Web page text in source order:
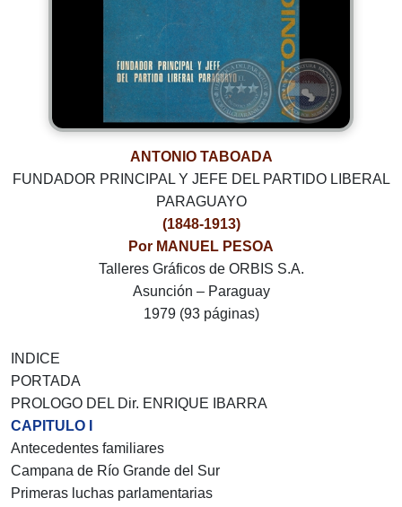
ANTONIO TABOADA
FUNDADOR PRINCIPAL Y JEFE DEL PARTIDO LIBERAL
PARAGUAYO
(1848-1913)
Por MANUEL PESOA
Talleres Gráficos de ORBIS S.A.
Asunción – Paraguay
1979 (93 páginas)
INDICE
PORTADA
PROLOGO DEL Dir. ENRIQUE IBARRA
CAPITULO I
Antecedentes familiares
Campana de Río Grande del Sur
Primeras luchas parlamentarias